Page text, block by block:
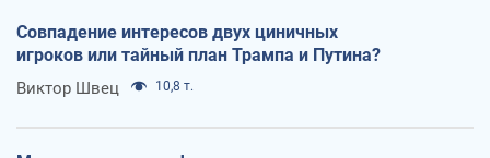
Совпадение интересов двух циничных
игроков или тайный план Трампа и Путина?
Виктор Швец 10,8 т.